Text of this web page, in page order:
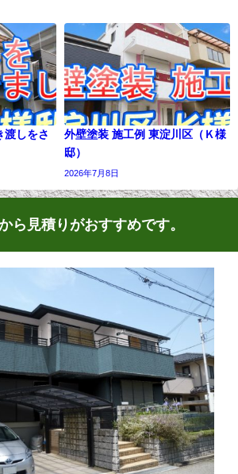
渡しをさ
外壁塗装 施工例 東淀川区（Ｋ様
邸）
2026年7月8日
ら見積りがおすすめです。